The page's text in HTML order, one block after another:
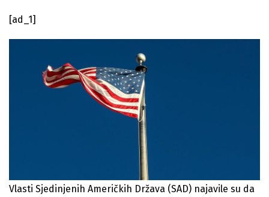
[ad_1]
Vlasti Sjedinjenih Američkih Država (SAD) najavile su da